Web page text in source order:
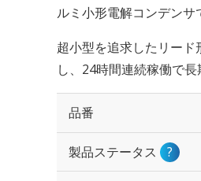
ルミ小形電解コンデンサ
超小型を追求したリー
し、24時間連続稼働で
品番
製品ステータス ?